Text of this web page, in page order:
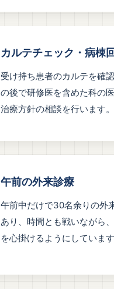
カルテチェック・病棟
受け持ち患者のカルテを確
の後で研修医を含めた科の
治療方針の相談を行います。
午前の外来診療
午前中だけで30名余りの外
あり、時間とも戦いながら
を心掛けるようにしています